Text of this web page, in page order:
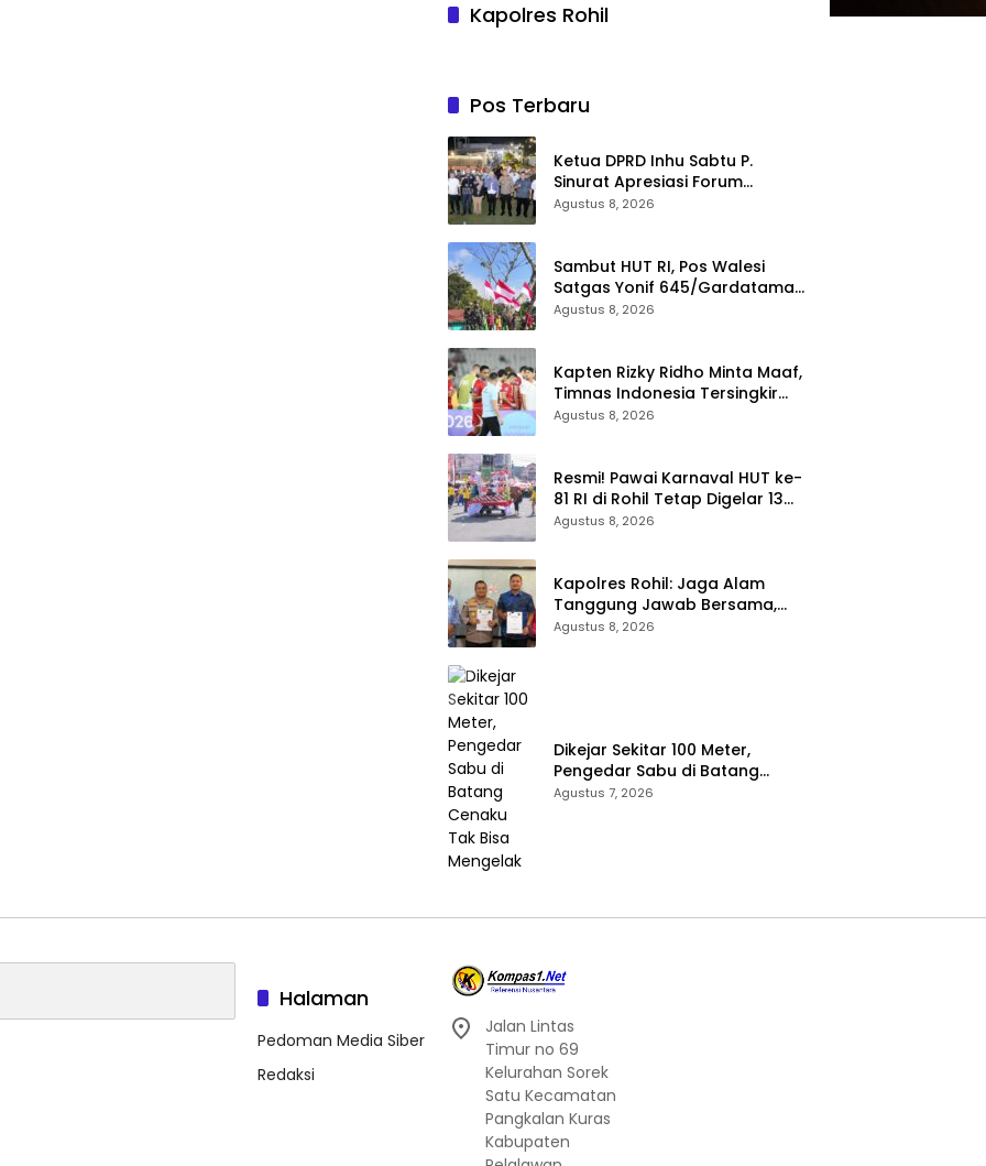
Kapolres Rohil
Pos Terbaru
Ketua DPRD Inhu Sabtu P.
Sinurat Apresiasi Forum
Komunikasi Publik dan Ngopi
Agustus 8, 2026
Sambut HUT RI, Pos Walesi
Satgas Yonif 645/Gardatama
Yudha Bersama Warga,
Agustus 8, 2026
Kapten Rizky Ridho Minta Maaf,
Timnas Indonesia Tersingkir
dari Piala AFF 2026
Agustus 8, 2026
Resmi! Pawai Karnaval HUT ke-
81 RI di Rohil Tetap Digelar 13
Agustus, Disdikbud Bantah
Agustus 8, 2026
Kapolres Rohil: Jaga Alam
Tanggung Jawab Bersama,
Dukung Konsep Green Policing
Agustus 8, 2026
Dikejar Sekitar 100 Meter,
Pengedar Sabu di Batang
Agustus 7, 2026
Halaman
Pedoman Media Siber
Redaksi
Jalan Lintas
Timur no 69
Kelurahan Sorek
Satu Kecamatan
Pangkalan Kuras
Kabupaten